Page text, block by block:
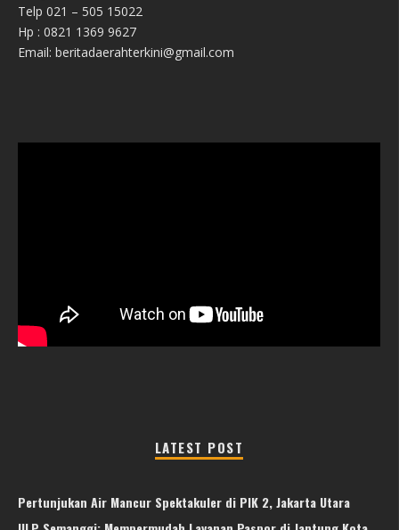
Telp 021 – 505 15022
Hp : 0821 1369 9627
Email: beritadaerahterkini@gmail.com
LATEST POST
Pertunjukan Air Mancur Spektakuler di PIK 2, Jakarta Utara